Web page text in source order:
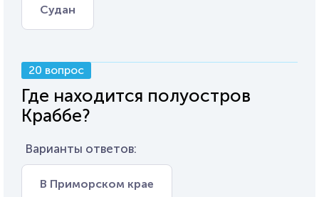
Судан
20 вопрос
Где находится полуостров
Краббе?
Варианты ответов:
В Приморском крае